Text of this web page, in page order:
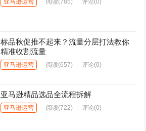
标品秋促推不起来？流量分层打法教你
精准收割流量
亚马逊运营 阅读(657) 评论(0)
亚马逊精品选品全流程拆解
亚马逊运营 阅读(722) 评论(0)